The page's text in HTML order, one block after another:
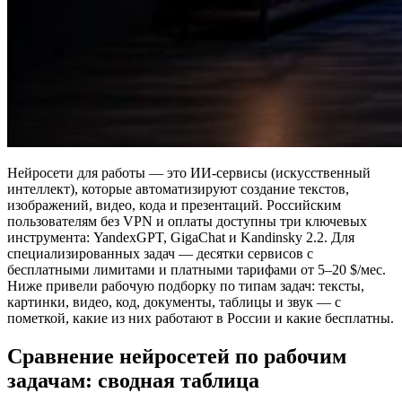
Нейросети для работы — это ИИ-сервисы (искусственный
интеллект), которые автоматизируют создание текстов,
изображений, видео, кода и презентаций. Российским
пользователям без VPN и оплаты доступны три ключевых
инструмента: YandexGPT, GigaChat и Kandinsky 2.2. Для
специализированных задач — десятки сервисов с
бесплатными лимитами и платными тарифами от 5–20 $/мес.
Ниже привели рабочую подборку по типам задач: тексты,
картинки, видео, код, документы, таблицы и звук — с
пометкой, какие из них работают в России и какие бесплатны.
Сравнение нейросетей по рабочим
задачам: сводная таблица